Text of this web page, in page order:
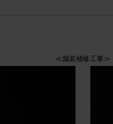
≪舗装補修工事≫